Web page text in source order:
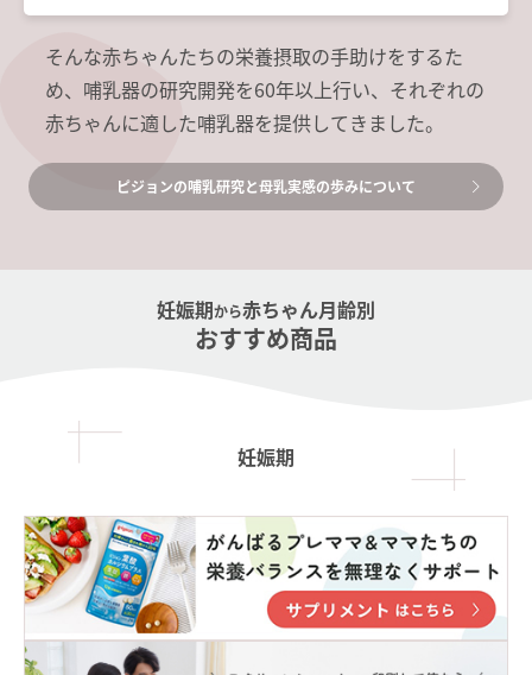
そんな赤ちゃんたちの栄養摂取の手助けをするた
め、哺乳器の研究開発を60年以上行い、それぞれの
赤ちゃんに適した哺乳器を提供してきました。
ピジョンの哺乳研究と母乳実感の歩みについて
妊娠期から赤ちゃん月齢別
おすすめ商品
妊娠期